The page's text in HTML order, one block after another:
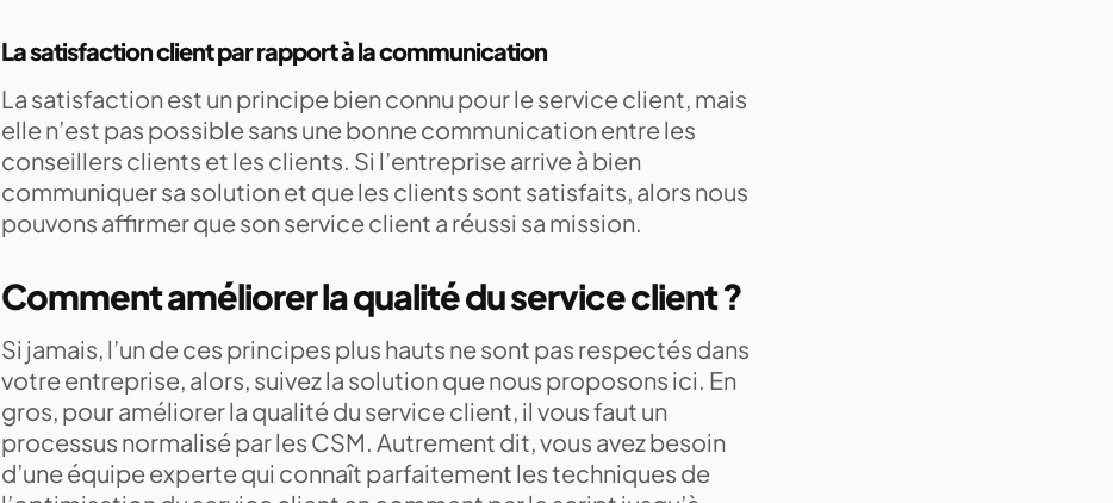
La satisfaction client par rapport à la communication
La satisfaction est un principe bien connu pour le service client, mais
elle n’est pas possible sans une bonne communication entre les
conseillers clients et les clients. Si l’entreprise arrive à bien
communiquer sa solution et que les clients sont satisfaits, alors nous
pouvons affirmer que son service client a réussi sa mission.
Comment améliorer la qualité du service client ?
Si jamais, l’un de ces principes plus hauts ne sont pas respectés dans
votre entreprise, alors, suivez la solution que nous proposons ici. En
gros, pour améliorer la qualité du service client, il vous faut un
processus normalisé par les CSM. Autrement dit, vous avez besoin
d’une équipe experte qui connaît parfaitement les techniques de